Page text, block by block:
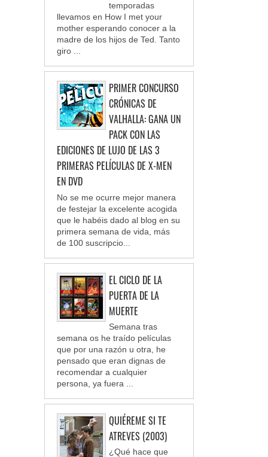
temporadas
llevamos en How I met your
mother esperando conocer a la
madre de los hijos de Ted. Tanto
giro ...
PRIMER CONCURSO
CRÓNICAS DE
VALHALLA: GANA UN
PACK CON LAS
EDICIONES DE LUJO DE LAS 3
PRIMERAS PELÍCULAS DE X-MEN
EN DVD
No se me ocurre mejor manera
de festejar la excelente acogida
que le habéis dado al blog en su
primera semana de vida, más
de 100 suscripcio...
EL CICLO DE LA
PUERTA DE LA
MUERTE
Semana tras
semana os he traído películas
que por una razón u otra, he
pensado que eran dignas de
recomendar a cualquier
persona, ya fuera ...
QUIÉREME SI TE
ATREVES (2003)
¿Qué hace que